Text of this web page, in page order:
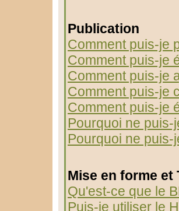
Publication
Comment puis-je
Comment puis-je
Comment puis-je
Comment puis-je
Comment puis-je
Pourquoi ne
Pourquoi ne
Mise en forme et
Qu'est-ce que le
Puis-je utiliser le